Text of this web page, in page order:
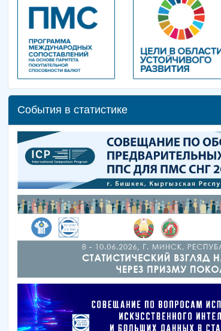
События в статистике